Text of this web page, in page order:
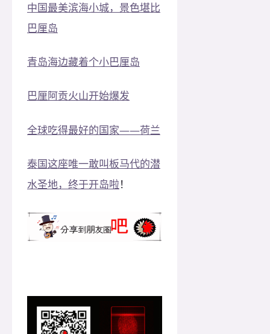
中国最美滨海小城，景色堪比
巴厘岛
青岛海边藏着个小巴厘岛
巴厘阿贡火山开始爆发
全球吃得最好的国家——荷兰
泰国这座唯一敢叫板马代的潜
水圣地，终于开岛啦！